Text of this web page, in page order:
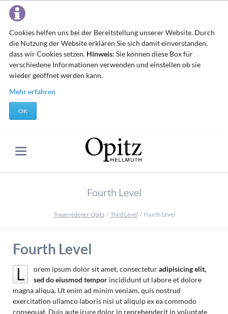
Cookies helfen uns bei der Bereitstellung unserer Website. Durch
die Nutzung der Website erklären Sie sich damit einverstanden,
dass wir Cookies setzen. Hinweis: Sie können diese Box für
verschiedene Informationen verwenden und einstellen ob sie
wieder geöffnet werden kann.
Mehr erfahren
OK
Fourth Level
Trauerredener-Opitz Third Level Fourth Level
Fourth Level
L orem ipsum dolor sit amet, consecteturadipisicing elit,
sed do eiusmod temporincididunt ut labore et dolore
magna aliqua. Ut enim ad minim veniam, quis nostrud
exercitation ullamco laboris nisi ut aliquip ex ea commodo
consequat. Duis aute irure dolor in reprehenderit in voluptate